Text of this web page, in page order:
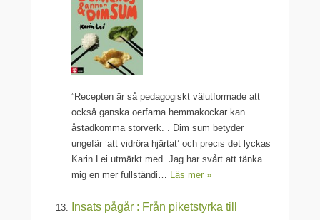
”Recepten är så pedagogiskt välutformade att
också ganska oerfarna hemmakockar kan
åstadkomma storverk. . Dim sum betyder
ungefär ’att vidröra hjärtat’ och precis det lyckas
Karin Lei utmärkt med. Jag har svårt att tänka
mig en mer fullständi… Läs mer »
Insats pågår : Från piketstyrka till